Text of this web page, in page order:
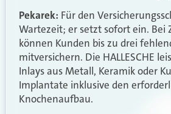
Pekarek: Für den
Wartezeit; er setzt sofort ein. Bei
können Kunden bis zu drei
mitversichern. Die HALLESCHE
Inlays aus Metall, Keramik oder
Implantate inklusive den
Knochenaufbau.